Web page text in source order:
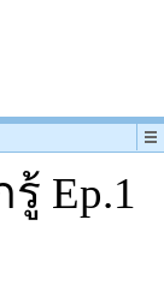
Ep.1